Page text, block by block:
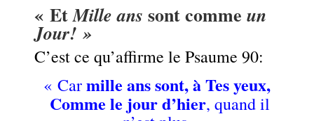
« EtMille ans sont commeun
Jour! »
C’est ce qu’affirme le Psaume 90:
« Carmille ans sont, à Tes yeux,
Comme le jour d’hier, quand il